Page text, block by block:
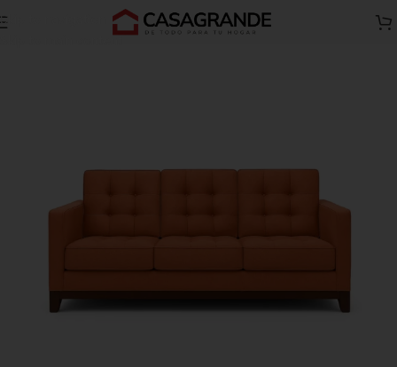
Skip to navigation
Skip to main content
Salas A